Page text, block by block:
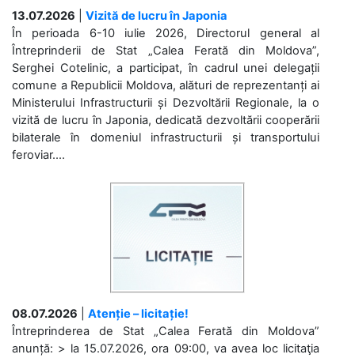
13.07.2026
Vizită de lucru în Japonia
În perioada 6-10 iulie 2026, Directorul general al
Întreprinderii de Stat „Calea Ferată din Moldova”,
Serghei Cotelinic, a participat, în cadrul unei delegații
comune a Republicii Moldova, alături de reprezentanți ai
Ministerului Infrastructurii și Dezvoltării Regionale, la o
vizită de lucru în Japonia, dedicată dezvoltării cooperării
bilaterale în domeniul infrastructurii și transportului
feroviar....
08.07.2026
Atenție – licitație!
Întreprinderea de Stat „Calea Ferată din Moldova”
anunță: > la 15.07.2026, ora 09:00, va avea loc licitaţia